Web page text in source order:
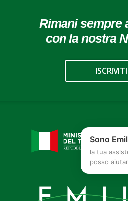
Rimani sempre
con la nostra
ISCRIVITI
Sono
la tua
posso